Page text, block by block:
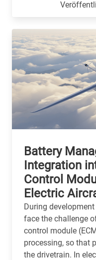
Battery
Integration
Control
Electric
During
face the challenge
control module
processing, so that
the drivetrain. In